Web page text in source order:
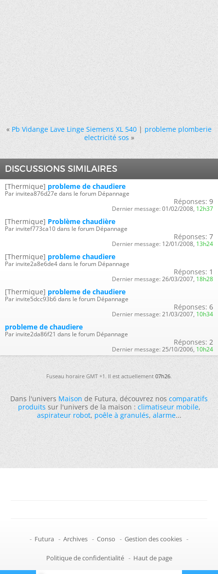
« Pb Vidange Lave Linge Siemens XL 540|probleme plomberie
electricité sos »
DISCUSSIONS SIMILAIRES
[Thermique] probleme de chaudiere
Par invitea876d27e dans le forum Dépannage
Réponses: 9
Dernier message: 01/02/2008, 12h37
[Thermique] Problème chaudière
Par invitef773ca10 dans le forum Dépannage
Réponses: 7
Dernier message: 12/01/2008, 13h24
[Thermique] probleme chaudiere
Par invite2a8e6de4 dans le forum Dépannage
Réponses: 1
Dernier message: 26/03/2007, 18h28
[Thermique] probleme de chaudiere
Par invite5dcc93b6 dans le forum Dépannage
Réponses: 6
Dernier message: 21/03/2007, 10h34
probleme de chaudiere
Par invite2da86f21 dans le forum Dépannage
Réponses: 2
Dernier message: 25/10/2006, 10h24
Fuseau horaire GMT +1. Il est actuellement07h26.
Dans l'universMaisonde Futura, découvrez noscomparatifs
produitssur l'univers de la maison :climatiseur mobile,
aspirateur robot,poêle à granulés,alarme...
- Futura - Archives - Conso - Gestion des cookies -
Politique de confidentialité - Haut de page